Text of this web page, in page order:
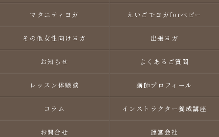
マタニティヨガ えいごでヨガforベビー
その他女性向けヨガ 出張ヨガ
お知らせ よくあるご質問
レッスン体験談 講師プロフィール
コラム インストラクター養成講座
お問合せ 運営会社